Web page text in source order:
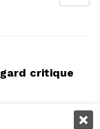
critique
Souleyka